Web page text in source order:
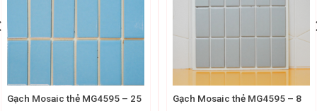
Gạch Mosaic thẻ MG4595 – 25 Gạch Mosaic thẻ MG4595 – 8